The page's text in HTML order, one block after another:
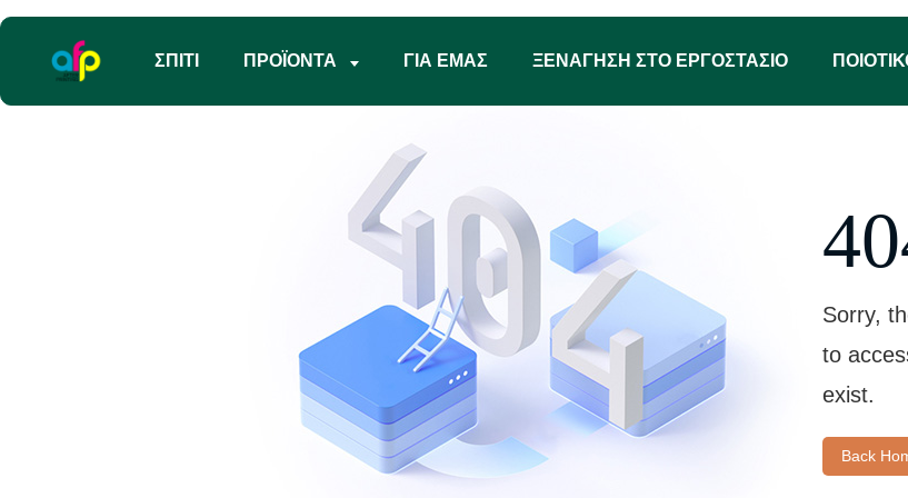
ΣΠΊΤΙ ΠΡΟΪΌΝΤΑ ΓΙΑ ΕΜΆΣ ΞΕΝΆΓΗΣΗ ΣΤΟ ΕΡΓΟΣΤΆΣΙΟ
Sorry,
to
exist.
Back